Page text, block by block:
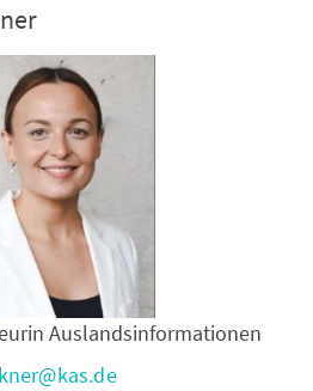
Auslandsinformationen